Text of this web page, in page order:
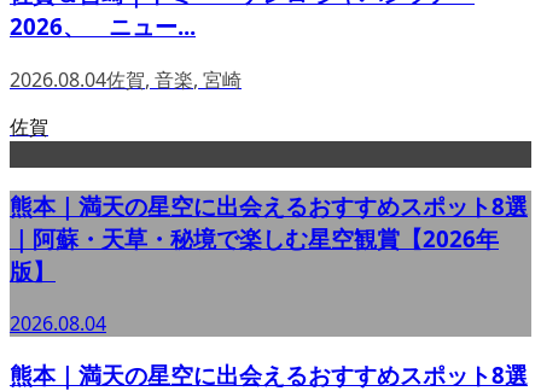
2026、 ニュー...
2026.08.04佐賀, 音楽, 宮崎
佐賀
熊本｜満天の星空に出会えるおすすめスポット8選
｜阿蘇・天草・秘境で楽しむ星空観賞【2026年
版】
2026.08.04
熊本｜満天の星空に出会えるおすすめスポット8選